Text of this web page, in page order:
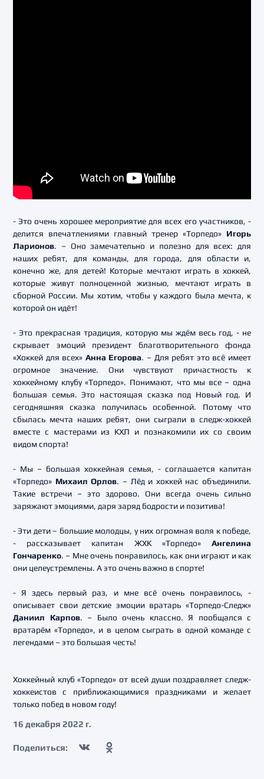
- Это очень хорошее мероприятие для всех его участников, -
делится впечатлениями главный тренер «Торпедо» Игорь
Ларионов. – Оно замечательно и полезно для всех: для
наших ребят, для команды, для города, для области и,
конечно же, для детей! Которые мечтают играть в хоккей,
которые живут полноценной жизнью, мечтают играть в
сборной России. Мы хотим, чтобы у каждого была мечта, к
которой он идёт!
- Это прекрасная традиция, которую мы ждём весь год, - не
скрывает эмоций президент благотворительного фонда
«Хоккей для всех» Анна Егорова. – Для ребят это всё имеет
огромное значение. Они чувствуют причастность к
хоккейному клубу «Торпедо». Понимают, что мы все – одна
большая семья. Это настоящая сказка под Новый год. И
сегодняшняя сказка получилась особенной. Потому что
сбылась мечта наших ребят, они сыграли в следж-хоккей
вместе с мастерами из КХЛ и познакомили их со своим
видом спорта!
- Мы – большая хоккейная семья, - соглашается капитан
«Торпедо» Михаил Орлов. – Лёд и хоккей нас объединили.
Такие встречи – это здорово. Они всегда очень сильно
заряжают эмоциями, даря заряд бодрости и позитива!
- Эти дети – большие молодцы, у них огромная воля к победе,
- рассказывает капитан ЖХК «Торпедо» Ангелина
Гончаренко. – Мне очень понравилось, как они играют и как
они целеустремлены. А это очень важно в спорте!
- Я здесь первый раз, и мне всё очень понравилось, -
описывает свои детские эмоции вратарь «Торпедо-Следж»
Даниил Карпов. – Было очень классно. Я пообщался с
вратарём «Торпедо», и в целом сыграть в одной команде с
легендами – это большая честь!
Хоккейный клуб «Торпедо» от всей души поздравляет следж-
хоккеистов с приближающимися праздниками и желает
только побед в новом году!
16 декабря 2022 г.
Поделиться: